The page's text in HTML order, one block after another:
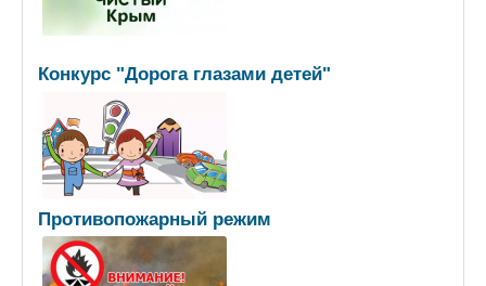
Конкурс "Дорога глазами детей"
Противопожарный режим